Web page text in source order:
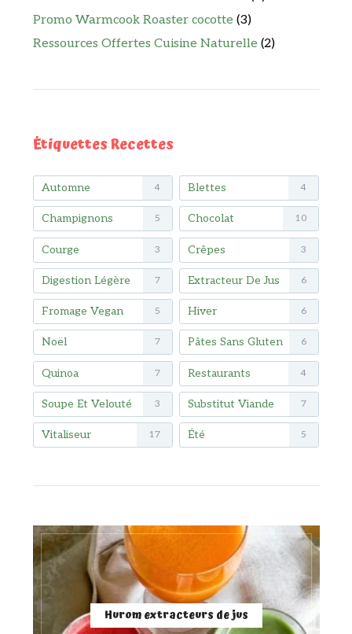
Promo Warmcook Roaster cocotte (3)
Ressources Offertes Cuisine Naturelle (2)
Étiquettes Recettes
Automne 4 Blettes 4
Champignons 5 Chocolat 10
Courge 3 Crêpes 3
Digestion Légère 7 Extracteur De Jus 6
Fromage Vegan 5 Hiver 6
Noël 7 Pâtes Sans Gluten 6
Quinoa 7 Restaurants 4
Soupe Et Velouté 3 Substitut Viande 7
Vitaliseur 17 Été 5
Hurom extracteurs de jus